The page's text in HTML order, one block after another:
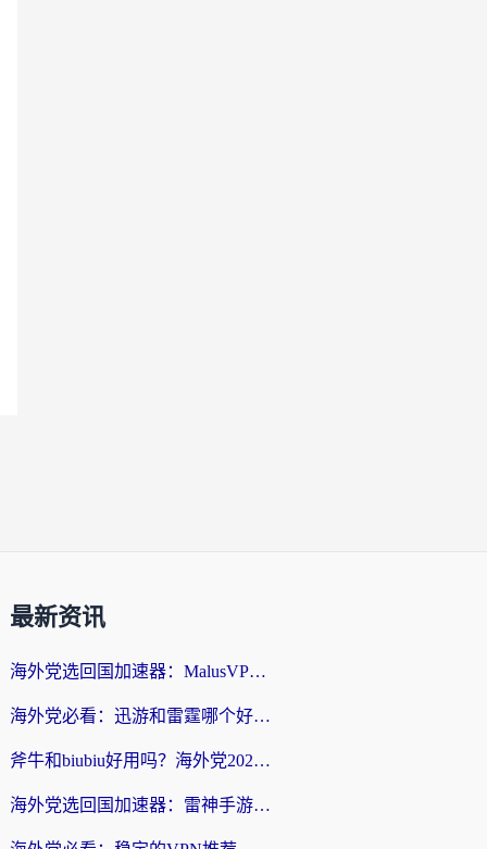
最新资讯
海外党选回国加速器：MalusVPN好用吗？和快帆VPN哪个好？附真实对比与避坑指南
海外党必看：迅游和雷霆哪个好？3分钟教你选对回国加速器，无缝刷国内剧玩手游
斧牛和biubiu好用吗？海外党2026亲测回国加速器指南，附番茄加速器深度体验
海外党选回国加速器：雷神手游和洞见哪个好？附iPhone免费VPN推荐及ChickCNUfunR实测